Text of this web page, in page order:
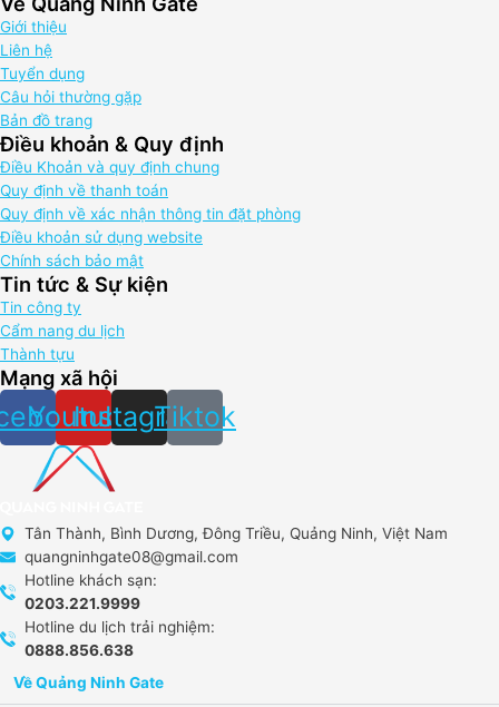
Giới thiệu
Liên hệ
Tuyển dụng
Câu hỏi thường gặp
Bản đồ trang
Điều khoản & Quy định
Điều Khoản và quy định chung
Quy định về thanh toán
Quy định về xác nhận thông tin đặt phòng
Điều khoản sử dụng website
Chính sách bảo mật
Tin tức & Sự kiện
Tin công ty
Cẩm nang du lịch
Thành tựu
Mạng xã hội
Youtube
Instagram
Tiktok
Tân Thành, Bình Dương, Đông Triều, Quảng Ninh, Việt Nam
quangninhgate08@gmail.com
Hotline khách sạn:
0203.221.9999
Hotline du lịch trải nghiệm:
0888.856.638
Về Quảng Ninh Gate​